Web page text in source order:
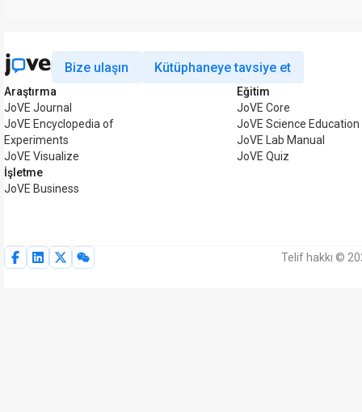
Bize ulaşın Kütüphaneye tavsiye et
Araştırma
JoVE Journal
JoVE Encyclopedia of
Experiments
JoVE Visualize
İşletme
JoVE Business
Eğitim
JoVE Core
JoVE Science Education
JoVE Lab Manual
JoVE Quiz
Telif hakkı ©